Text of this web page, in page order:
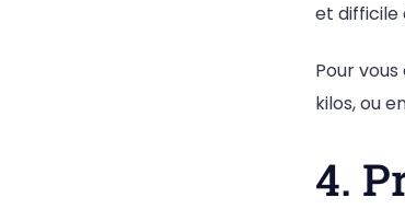
et difficile
Pour
kilos, ou
4.